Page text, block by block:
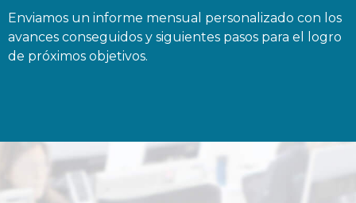
Enviamos un informe mensual personalizado con los
avances conseguidos y siguientes pasos para el logro
de próximos objetivos.